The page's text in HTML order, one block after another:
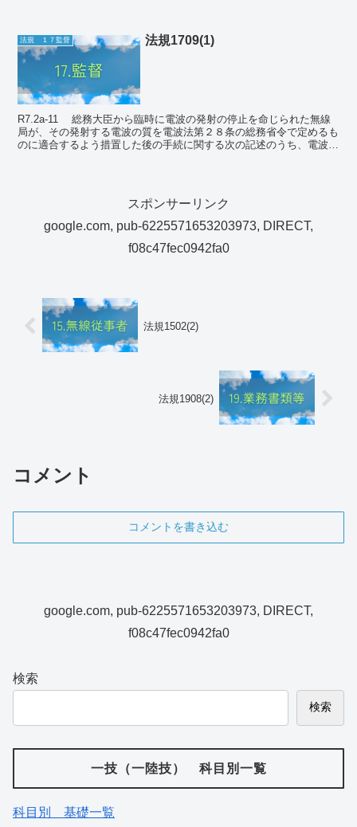
法規 １７監督 法規1709(1)
R7.2a-11 総務大臣から臨時に電波の発射の停止を命じられた無線
局が、その発射する電波の質を電波法第２８条の総務省令で定めるも
のに適合するよう措置した後の手続に関する次の記述のうち、電波法
スポンサーリンク
google.com, pub-6225571653203973, DIRECT,
f08c47fec0942fa0
法規1502(2)
法規1908(2)
コメント
コメントを書き込む
google.com, pub-6225571653203973, DIRECT,
f08c47fec0942fa0
検索
検索
一技（一陸技） 科目別一覧
科目別 基礎一覧